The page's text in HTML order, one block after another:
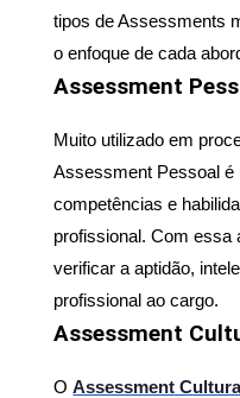
tipos de Assessments
o enfoque de cada
Assessment
Muito utilizado em
Assessment Pessoal é
competências e
profissional. Com essa
verificar a aptidão,
profissional ao cargo.
Assessment
O Assessment